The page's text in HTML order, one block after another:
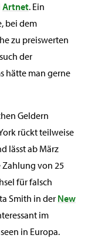
Artnet. Ein
bei dem
zu preiswerten
der
hätte man gerne
Geldern
rückt teilweise
lässt ab März
von 25
für falsch
Smith in der New
im
in Europa.